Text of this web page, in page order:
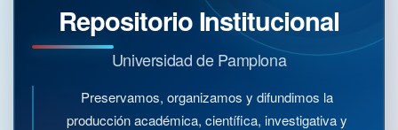
Repositorio Institucional
Universidad de Pamplona
Preservamos, organizamos y difundimos la
producción académica, científica, investigativa y